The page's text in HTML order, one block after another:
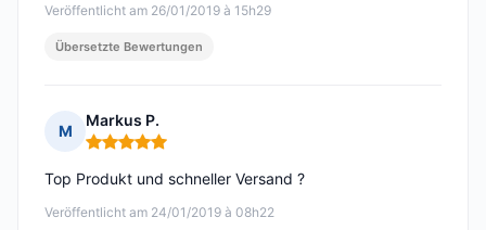
Veröffentlicht am 26/01/2019 à 15h29
Übersetzte Bewertungen
M
Markus P.
Hinweis: 5 von 5
Veröffentlicht am 24/01/2019 à 08h22
Top Produkt und schneller Versand ?